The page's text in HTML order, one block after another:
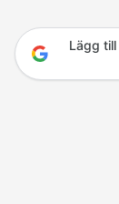
Lägg till